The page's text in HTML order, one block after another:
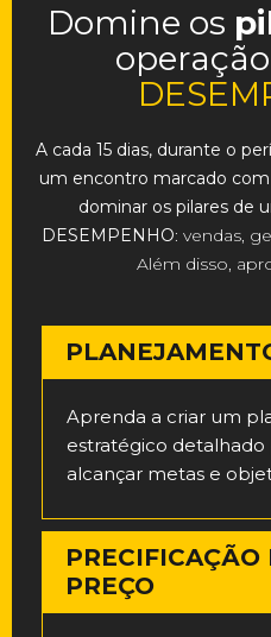
Domine os
A cada 15 dias, durante o
um encontro marcado com
dominar os pilares de
DESEMPENHO: vendas,
Além disso,
Aprenda a criar um
estratégico detalhado
alcançar metas e
PRECIFICAÇÃO
PREÇO